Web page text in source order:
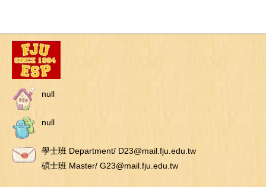
null
null
學士班 Department/ D23@mail.fju.edu.tw
碩士班 Master/ G23@mail.fju.edu.tw